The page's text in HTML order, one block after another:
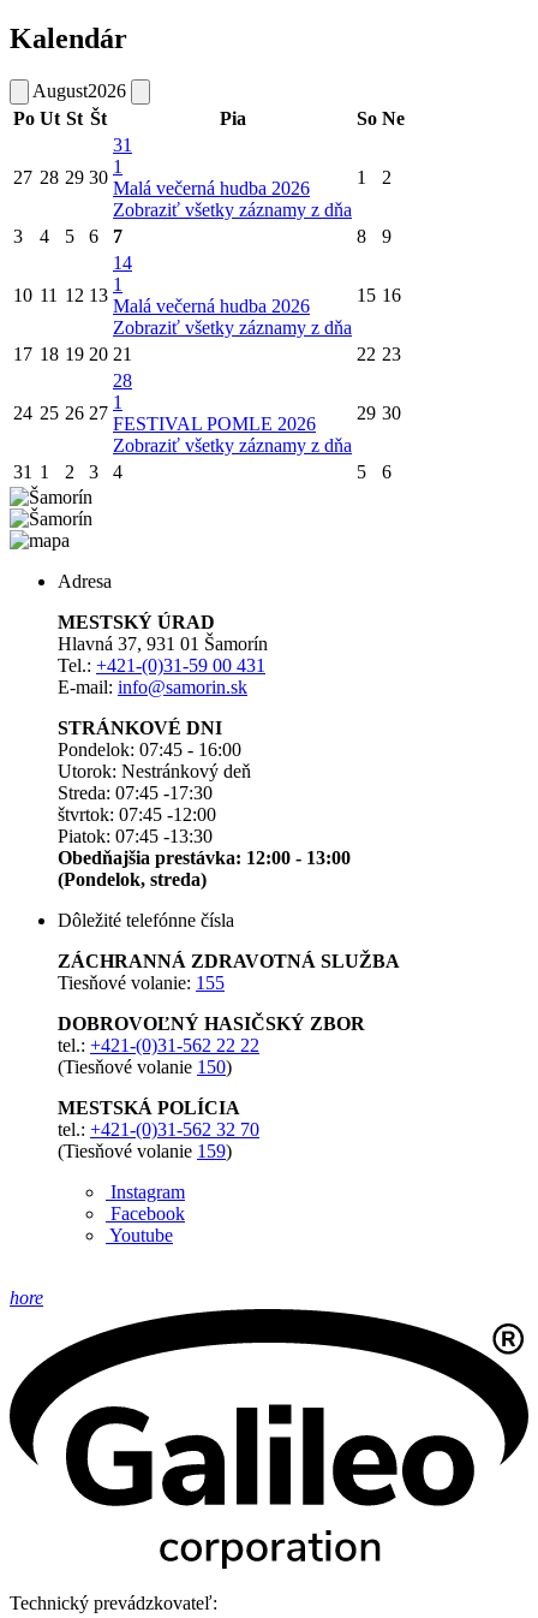
Kalendár
August2026
Po Ut St Št Pia So Ne
27 28 29 30
31
1
Malá večerná hudba 2026
Zobraziť všetky záznamy z dňa
1 2
3 4 5 6 7 8 9
10 11 12 13
14
1
Malá večerná hudba 2026
Zobraziť všetky záznamy z dňa
15 16
17 18 19 20 21 22 23
24 25 26 27
28
1
FESTIVAL POMLE 2026
Zobraziť všetky záznamy z dňa
29 30
31 1 2 3 4 5 6
Adresa
MESTSKÝ ÚRAD
Hlavná 37, 931 01 Šamorín
Tel.: +421-(0)31-59 00 431
E-mail: info@samorin.sk
STRÁNKOVÉ DNI
Pondelok: 07:45 - 16:00
Utorok: Nestránkový deň
Streda: 07:45 -17:30
štvrtok: 07:45 -12:00
Piatok: 07:45 -13:30
Obedňajšia prestávka: 12:00 - 13:00
(Pondelok, streda)
Dôležité telefónne čísla
ZÁCHRANNÁ ZDRAVOTNÁ SLUŽBA
Tiesňové volanie: 155
DOBROVOĽNÝ HASIČSKÝ ZBOR
tel.: +421-(0)31-562 22 22
(Tiesňové volanie 150)
MESTSKÁ POLÍCIA
tel.: +421-(0)31-562 32 70
(Tiesňové volanie 159)
Instagram
Facebook
Youtube
hore
Technický prevádzkovateľ: